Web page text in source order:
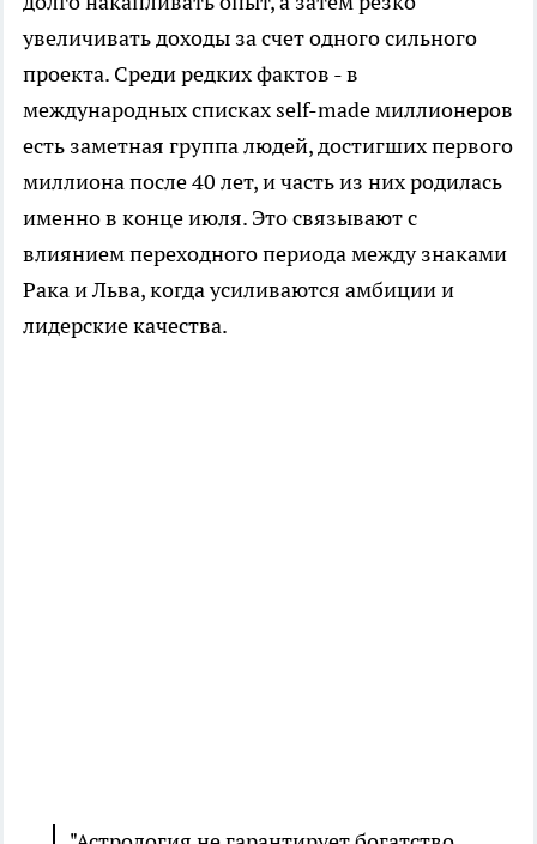
увеличивать доходы за счет одного сильного
проекта. Среди редких фактов - в
международных списках self-made миллионеров
есть заметная группа людей, достигших первого
миллиона после 40 лет, и часть из них родилась
именно в конце июля. Это связывают с
влиянием переходного периода между знаками
Рака и Льва, когда усиливаются амбиции и
лидерские качества.